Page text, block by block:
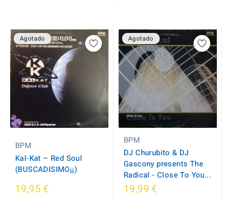
Agotado
BPM
Kal-Kat ‎– Red Soul
(BUSCADISIMO¡¡)
19,95 €
Agotado
BPM
DJ Churubito & DJ
Gascony presents The
Radical - Close To You...
19,99 €